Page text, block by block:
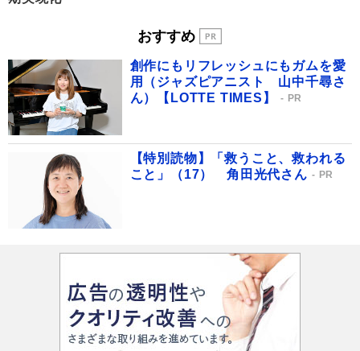
おすすめ
創作にもリフレッシュにもガムを愛
用（ジャズピアニスト 山中千尋さ
ん）【LOTTE TIMES】
PR
【特別読物】「救うこと、救われる
こと」（17） 角田光代さん
PR